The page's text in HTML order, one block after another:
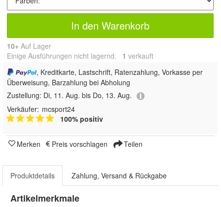
In den Warenkorb
10+ Auf Lager
Einige Ausführungen nicht lagernd. 1 verkauft
, Kreditkarte, Lastschrift, Ratenzahlung, Vorkasse per
Überweisung, Barzahlung bei Abholung
Zustellung: Di, 11. Aug. bis Do, 13. Aug.
Verkäufer: mcsport24
100% positiv
Merken Preis vorschlagen Teilen
Produktdetails Zahlung, Versand & Rückgabe
Artikelmerkmale